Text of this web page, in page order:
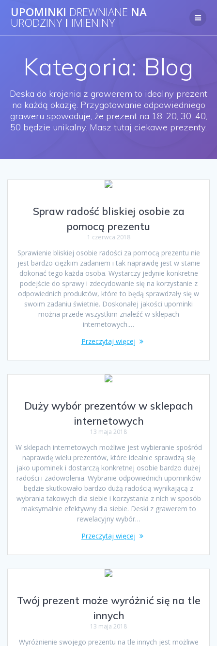
UPOMINKI DREWNIANE NA
URODZINY I IMIENINY
Kategoria: Blog
Deska do krojenia z grawerem to idealny prezent
na każdą okazję. Przygotowanie odpowiedniego
graweru spowoduje, że prezent na 18, 20, 30, 40,
50 będzie unikalny. Masz tutaj ciekawe prezenty.
Spraw radość bliskiej osobie za
pomocą prezentu
1 czerwca 2018
Sprawienie bliskiej osobie radości za pomocą prezentu nie
jest bardzo ciężkim zadaniem i tak naprawdę jest w stanie
dokonać tego każda osoba. Wystarczy jedynie konkretne
podejście do sprawy i zdecydowanie się na korzystanie z
odpowiednich produktów, które to będą sprawdzały się w
swoim zadaniu świetnie. Doskonałej jakości upominki
można przede wszystkim znaleźć w sklepach
internetowych.…
Przeczytaj więcej
Duży wybór prezentów w sklepach
internetowych
13 maja 2018
W sklepach internetowych możliwe jest wybieranie spośród
naprawdę wielu prezentów, które idealnie sprawdzą się
jako upominek i dostarczą konkretnej osobie bardzo dużej
radości i zadowolenia. Wybranie odpowiednich upominków
będzie skutkowało bardzo dużą radością wynikającą z
wybrania takowych dla siebie i korzystania z nich w sposób
maksymalnie efektywny dla siebie. Deski z grawerem to
rewelacyjny wybór…
Przeczytaj więcej
Twój prezent może wyróżnić się na tle
innych
13 maja 2018
Wyróżnienie swojego prezentu na tle innych jest możliwe